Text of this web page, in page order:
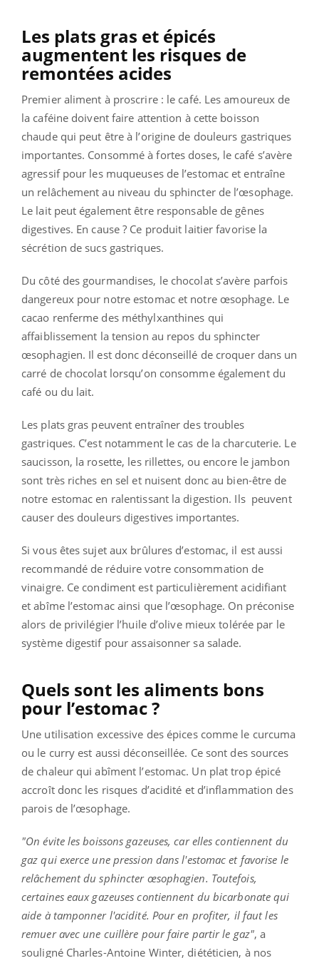
Les plats gras et épicés
augmentent les risques de
remontées acides
Premier aliment à proscrire : le café. Les amoureux de
la caféine doivent faire attention à cette boisson
chaude qui peut être à l’origine de douleurs gastriques
importantes. Consommé à fortes doses, le café s’avère
agressif pour les muqueuses de l’estomac et entraîne
un relâchement au niveau du sphincter de l’œsophage.
Le lait peut également être responsable de gênes
digestives. En cause ? Ce produit laitier favorise la
sécrétion de sucs gastriques.
Du côté des gourmandises, le chocolat s’avère parfois
dangereux pour notre estomac et notre œsophage. Le
cacao renferme des méthylxanthines qui
affaiblissement la tension au repos du sphincter
œsophagien. Il est donc déconseillé de croquer dans un
carré de chocolat lorsqu’on consomme également du
café ou du lait.
Les plats gras peuvent entraîner des troubles
gastriques. C’est notamment le cas de la charcuterie. Le
saucisson, la rosette, les rillettes, ou encore le jambon
sont très riches en sel et nuisent donc au bien-être de
notre estomac en ralentissantla digestion. Ils peuvent
causer des douleurs digestives importantes.
Si vous êtes sujet aux brûlures d’estomac, il est aussi
recommandé de réduire votre consommation de
vinaigre. Ce condiment est particulièrement acidifiant
et abîme l’estomac ainsi que l’œsophage. On préconise
alors de privilégier l’huile d’olive mieux tolérée par le
système digestif pour assaisonner sa salade.
Quels sont les aliments bons
pour l’estomac ?
Une utilisation excessive des épices comme le curcuma
ou le curry est aussi déconseillée. Ce sont des sources
de chaleur qui abîment l’estomac. Un plat trop épicé
accroît donc les risques d’acidité et d’inflammation des
parois de l’œsophage.
"On évite les boissons gazeuses, car elles contiennent du
gaz qui exerce une pression dans l'estomac et favorise le
relâchement du sphincter œsophagien. Toutefois,
certaines eaux gazeuses contiennent du bicarbonate qui
aide à tamponner l'acidité. Pour en profiter, il faut les
remuer avec une cuillère pour faire partir le gaz", a
souligné Charles-Antoine Winter, diététicien, à nos